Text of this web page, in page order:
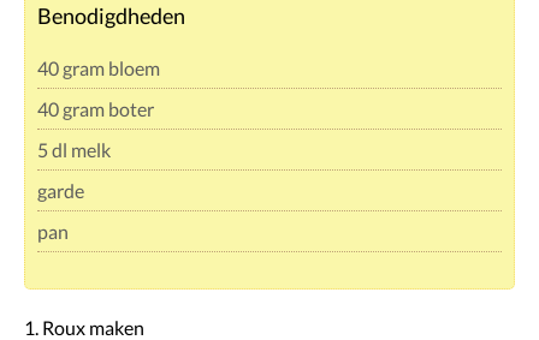
Benodigdheden
40 gram bloem
40 gram boter
5 dl melk
garde
pan
1. Roux maken